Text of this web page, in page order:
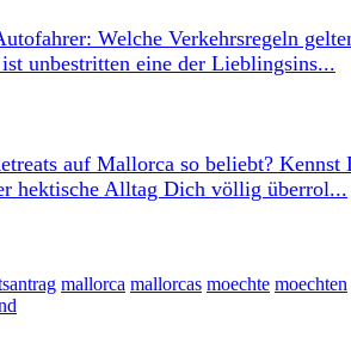
Welche Verkehrsregeln
unbestritten eine der Lieblingsins...
auf Mallorca so beliebt? Kennst
hektische Alltag Dich völlig überrol...
mallorca mallorcas moechte moechten